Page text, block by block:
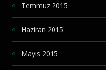
Temmuz 2015
Haziran 2015
Mayıs 2015